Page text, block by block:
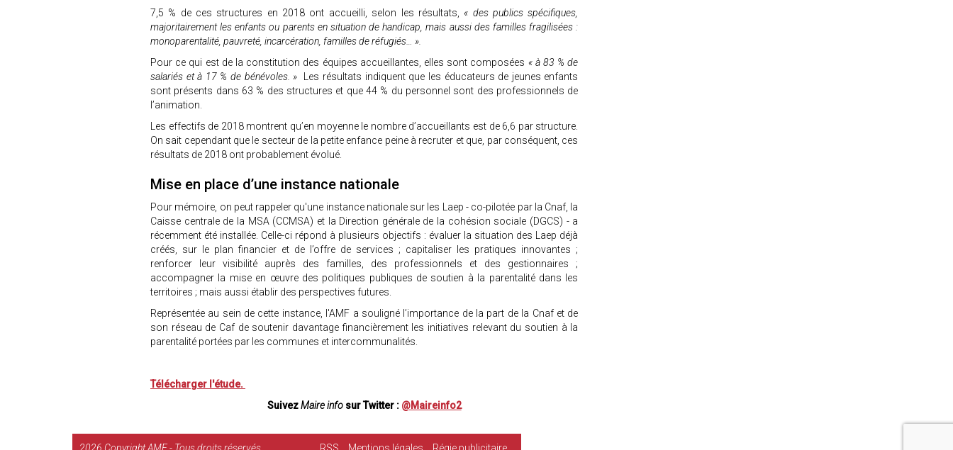
7,5 % de ces structures en 2018 ont accueilli, selon les résultats, « des publics spécifiques,
majoritairement les enfants ou parents en situation de handicap, mais aussi des familles fragilisées :
monoparentalité, pauvreté, incarcération, familles de réfugiés… ».
Pour ce qui est de la constitution des équipes accueillantes, elles sont composées « à 83 % de
salariés et à 17 % de bénévoles. »
Les résultats indiquent que les éducateurs de jeunes enfants
sont présents dans 63 % des structures et que 44 % du personnel sont des professionnels de
l’animation.
Les effectifs de 2018 montrent qu’en moyenne le nombre d’accueillants est de 6,6 par structure.
On sait cependant que le secteur de la petite enfance peine à recruter et que, par conséquent, ces
résultats de 2018 ont probablement évolué.
Mise en place d’une instance nationale
Pour mémoire, on peut rappeler qu'une instance nationale sur les Laep - co-pilotée par la Cnaf, la
Caisse centrale de la MSA (CCMSA) et la Direction générale de la cohésion sociale (DGCS) - a
récemment été installée. Celle-ci répond à plusieurs objectifs : évaluer la situation des Laep déjà
créés, sur le plan financier et de l’offre de services ; capitaliser les pratiques innovantes ;
renforcer leur visibilité auprès des familles, des professionnels et des gestionnaires ;
accompagner la mise en œuvre des politiques publiques de soutien à la parentalité dans les
territoires ; mais aussi établir des perspectives futures.
Représentée au sein de cette instance, l'AMF a souligné l’importance de la part de la Cnaf et de
son réseau de Caf de soutenir davantage financièrement les initiatives relevant du soutien à la
parentalité portées par les communes et intercommunalités.
Télécharger l'étude.
SuivezMaire infosur Twitter : @Maireinfo2